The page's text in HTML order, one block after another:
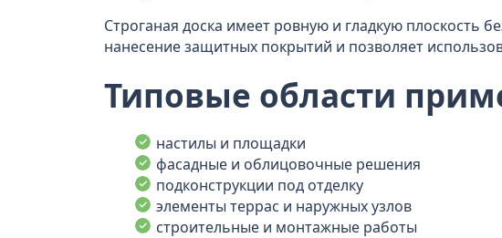
Строганая доска имеет ровную и гладкую плоскость
нанесение защитных покрытий и позволяет
Типовые области
настилы и площадки
фасадные и облицовочные решения
подконструкции под отделку
элементы террас и наружных узлов
строительные и монтажные работы